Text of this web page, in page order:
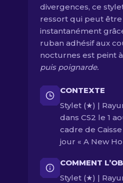
divergences, ce
ressort qui peut
instantanément
ruban adhésif aux
nocturnes est peint
puis poignarde.
CONTEXTE
Stylet (★) |
dans CS2 le 1
cadre de
jour « A New
COMMENT
Stylet (★) |